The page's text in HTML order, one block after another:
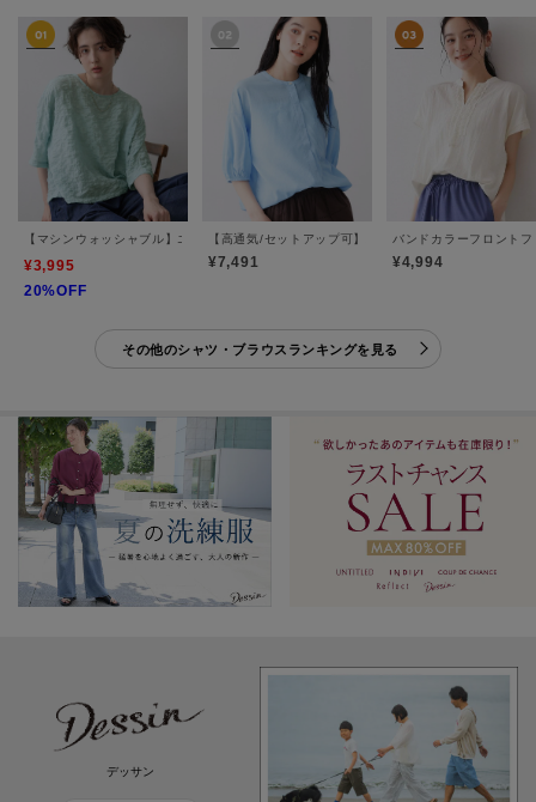
【マシンウォッシャブル】エアリーシアー 5分袖プルオーバーシャツ
¥3,995
20%OFF
【高通気/セットアップ可】ハーフスリーブドロストシ
¥7,491
バンドカラーフロント
¥4,994
その他のシャツ・ブラウスランキングを見る
デッサン